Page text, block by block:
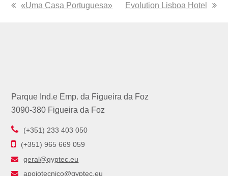
previous
«Uma Casa Portuguesa»
next
Evolution Lisboa Hotel
Parque Ind.e Emp. da Figueira da Foz
3090-380 Figueira da Foz
(+351) 233 403 050
(+351) 965 669 059
geral@gyptec.eu
apoiotecnico@gyptec.eu